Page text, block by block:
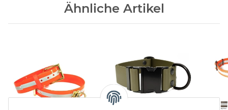
Ähnliche Artikel